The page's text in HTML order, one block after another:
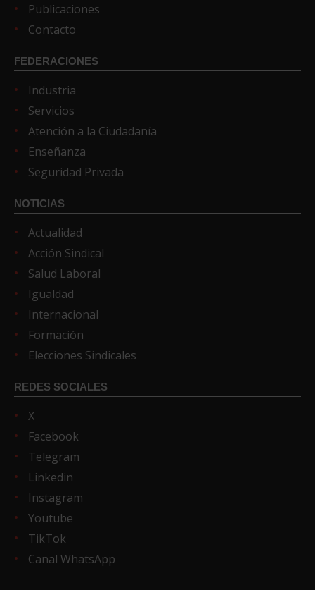
Publicaciones
Contacto
FEDERACIONES
Industria
Servicios
Atención a la Ciudadanía
Enseñanza
Seguridad Privada
NOTICIAS
Actualidad
Acción Sindical
Salud Laboral
Igualdad
Internacional
Formación
Elecciones Sindicales
REDES SOCIALES
X
Facebook
Telegram
Linkedin
Instagram
Youtube
TikTok
Canal WhatsApp